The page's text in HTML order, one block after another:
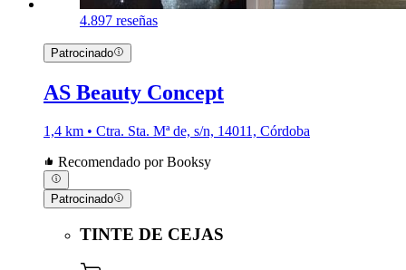
4.897 reseñas
Patrocinado
AS Beauty Concept
1,4 km • Ctra. Sta. Mª de, s/n, 14011, Córdoba
Recomendado por Booksy
Patrocinado
TINTE DE CEJAS